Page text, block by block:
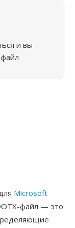
и вы
Microsoft
файл — это